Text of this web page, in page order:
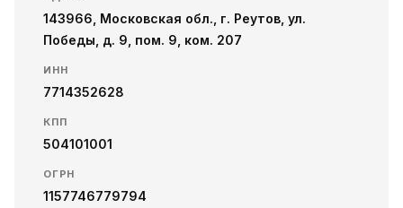
143966, Московская обл., г. Реутов, ул.
Победы, д. 9, пом. 9, ком. 207
ИНН
7714352628
КПП
504101001
ОГРН
1157746779794